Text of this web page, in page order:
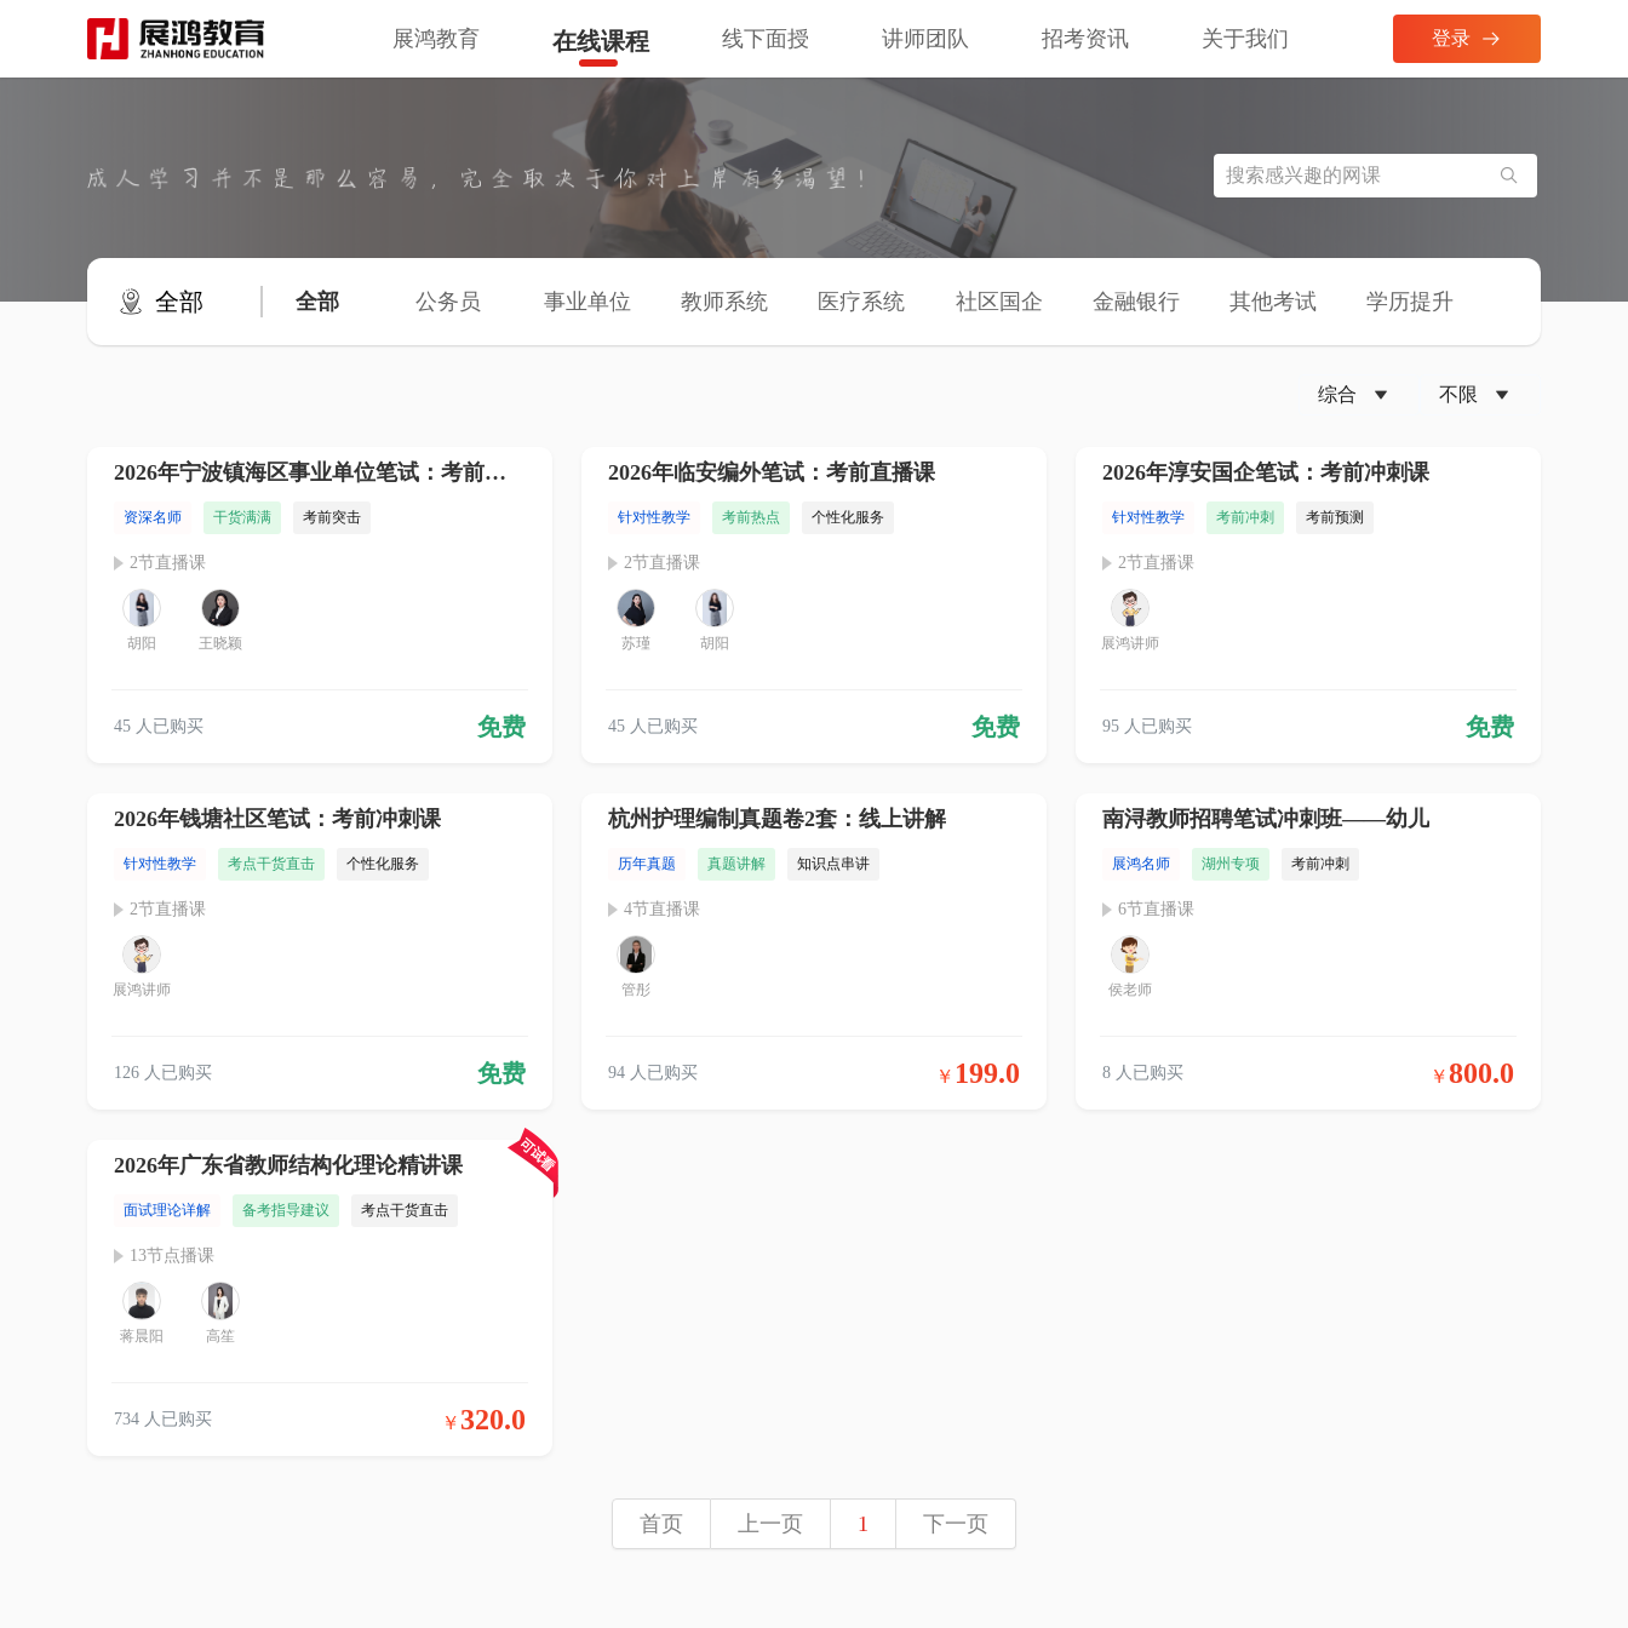
展鸿教育 在线课程 线下面授 讲师团队 招考资讯 关于我们 登录
全部 全部 公务员 事业单位 教师系统 医疗系统 社区国企 金融银行 其他考试 学历提升
2026年宁波镇海区事业单位笔试：考前热点课
资深名师 干货满满 考前突击
2节直播课
胡阳 王晓颖
45 人已购买 免费
2026年临安编外笔试：考前直播课
针对性教学 考前热点 个性化服务
2节直播课
苏瑾 胡阳
45 人已购买 免费
2026年淳安国企笔试：考前冲刺课
针对性教学 考前冲刺 考前预测
2节直播课
展鸿讲师
95 人已购买 免费
2026年钱塘社区笔试：考前冲刺课
针对性教学 考点干货直击 个性化服务
2节直播课
展鸿讲师
126 人已购买 免费
杭州护理编制真题卷2套：线上讲解
历年真题 真题讲解 知识点串讲
4节直播课
管彤
94 人已购买 ￥ 199.0
南浔教师招聘笔试冲刺班——幼儿
展鸿名师 湖州专项 考前冲刺
6节直播课
侯老师
8 人已购买 ￥800.0
2026年广东省教师结构化理论精讲课
面试理论详解 备考指导建议 考点干货直击
13节点播课
蒋晨阳 高笙
734 人已购买 ￥ 320.0
首页 上一页 1 下一页